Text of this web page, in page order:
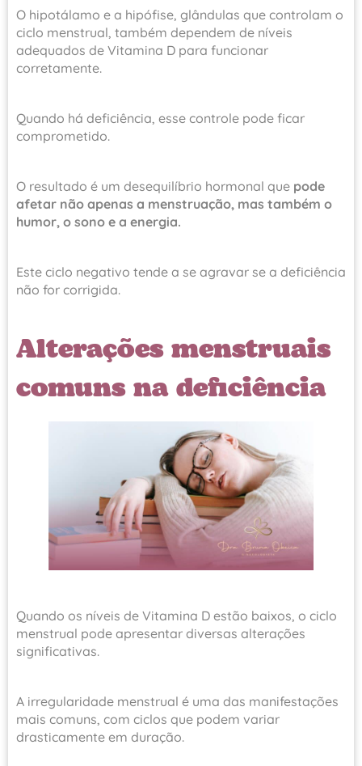
O hipotálamo e a hipófise, glândulas que controlam o
ciclo menstrual, também dependem de níveis
adequados de Vitamina D para funcionar
corretamente.
Quando há deficiência, esse controle pode ficar
comprometido.
O resultado é um desequilíbrio hormonal que pode
afetar não apenas a menstruação, mas também o
humor, o sono e a energia.
Este ciclo negativo tende a se agravar se a deficiência
não for corrigida.
Alterações menstruais
comuns na deficiência
Quando os níveis de Vitamina D estão baixos, o ciclo
menstrual pode apresentar diversas alterações
significativas.
A irregularidade menstrual é uma das manifestações
mais comuns, com ciclos que podem variar
drasticamente em duração.